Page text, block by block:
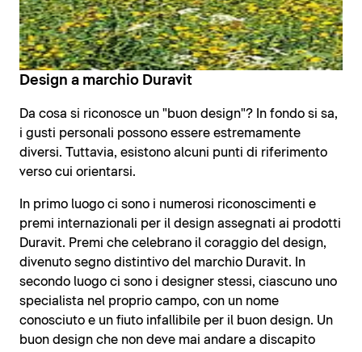
Design a marchio Duravit
Da cosa si riconosce un "buon design"? In fondo si sa,
i gusti personali possono essere estremamente
diversi. Tuttavia, esistono alcuni punti di riferimento
verso cui orientarsi.
In primo luogo ci sono i numerosi riconoscimenti e
premi internazionali per il design assegnati ai prodotti
Duravit. Premi che celebrano il coraggio del design,
divenuto segno distintivo del marchio Duravit. In
secondo luogo ci sono i designer stessi, ciascuno uno
specialista nel proprio campo, con un nome
conosciuto e un fiuto infallibile per il buon design. Un
buon design che non deve mai andare a discapito